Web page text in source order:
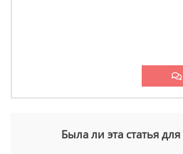
Была ли эта статья